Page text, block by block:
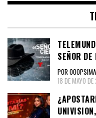
SEÑOR
POR
18 DE MAYO